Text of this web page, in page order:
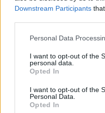
Downstream Participants
Personal Data
I want to opt-out of the
personal data.
Opted In
I want to opt-out of the
Personal Data.
Opted In